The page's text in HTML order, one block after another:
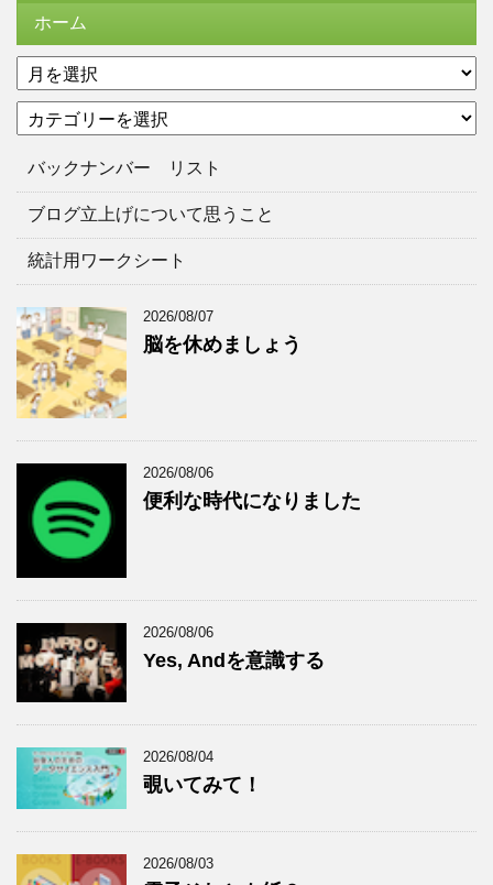
ホーム
ア
ー
イ
テ
リ
バックナンバー リスト
ブログ立上げについて思うこと
統計用ワークシート
2026/08/07
脳を休めましょう
2026/08/06
便利な時代になりました
2026/08/06
Yes, Andを意識する
2026/08/04
覗いてみて！
2026/08/03